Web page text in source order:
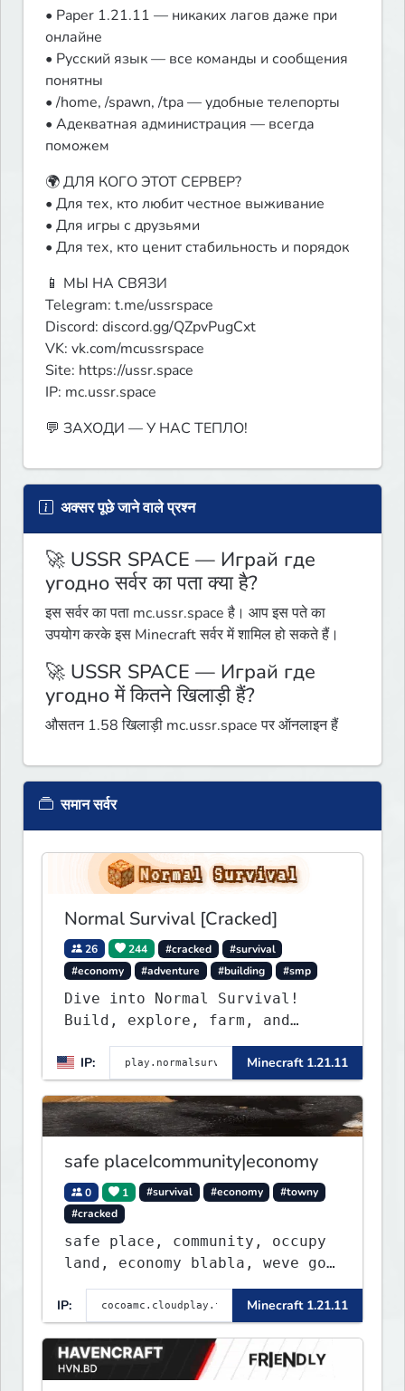
• Paper 1.21.11 — никаких лагов даже при
онлайне
• Русский язык — все команды и сообщения
понятны
• /home, /spawn, /tpa — удобные телепорты
• Адекватная администрация — всегда
поможем
🌍 ДЛЯ КОГО ЭТОТ СЕРВЕР?
• Для тех, кто любит честное выживание
• Для игры с друзьями
• Для тех, кто ценит стабильность и порядок
📱 МЫ НА СВЯЗИ
Telegram: t.me/ussrspace
Discord: discord.gg/QZpvPugCxt
VK: vk.com/mcussrspace
Site: https://ussr.space
IP: mc.ussr.space
💬 ЗАХОДИ — У НАС ТЕПЛО!
अक्सर पूछे जाने वाले प्रश्न
🚀 USSR SPACE — Играй где
угодно सर्वर का पता क्या है?
इस सर्वर का पता mc.ussr.space है। आप इस पते का
उपयोग करके इस Minecraft सर्वर में शामिल हो सकते हैं।
🚀 USSR SPACE — Играй где
угодно में कितने खिलाड़ी हैं?
औसतन 1.58 खिलाड़ी mc.ussr.space पर ऑनलाइन हैं
समान सर्वर
Normal Survival [Cracked]
26 244 #cracked
#survival
#economy
#adventure #building #smp
Dive into Normal Survival!
Build, explore, farm, and
create with a friendly
community. Enjoy weekly
updates, new features, and
endless adventures!
IP: Minecraft 1.21.11
safe placeIcommunity|economy
0 1 #survival #economy
#towny
#cracked
safe place, community, occupy
land, economy blabla, weve got
discord too
IP:
Minecraft 1.21.11